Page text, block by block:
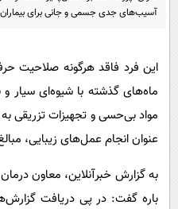
آسیب‌های جدی جسمی و جانی برای بیماران
این فرد فاقد هرگونه صلاحیت
ماه‌های گذشته با شیوه‌ای سیار و
مواد بی‌حسی و تجهیزات تزریقی
عنوان انجام عمل‌های زیبایی،
به گزارش خبرآنلاین، معاون
باره گفت: در پی دریافت